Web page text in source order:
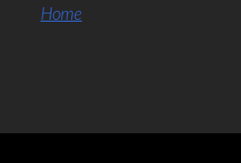
Home